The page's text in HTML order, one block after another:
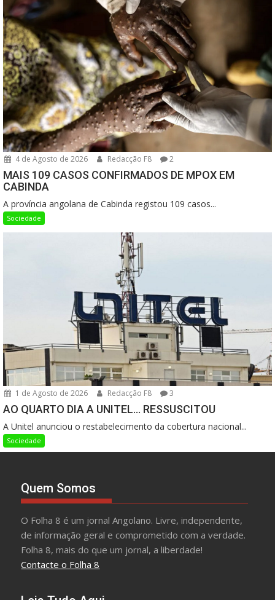
4 de Agosto de 2026 Redacção F8 2
MAIS 109 CASOS CONFIRMADOS DE MPOX EM
CABINDA
A província angolana de Cabinda registou 109 casos...
Sociedade
1 de Agosto de 2026 Redacção F8 3
AO QUARTO DIA A UNITEL… RESSUSCITOU
A Unitel anunciou o restabelecimento da cobertura nacional...
Sociedade
Quem Somos
O Folha 8 é um jornal Angolano. Livre, independente,
de informação geral e comprometido com a verdade.
Folha 8, mais do que um jornal, a liberdade!
Contacte o Folha 8